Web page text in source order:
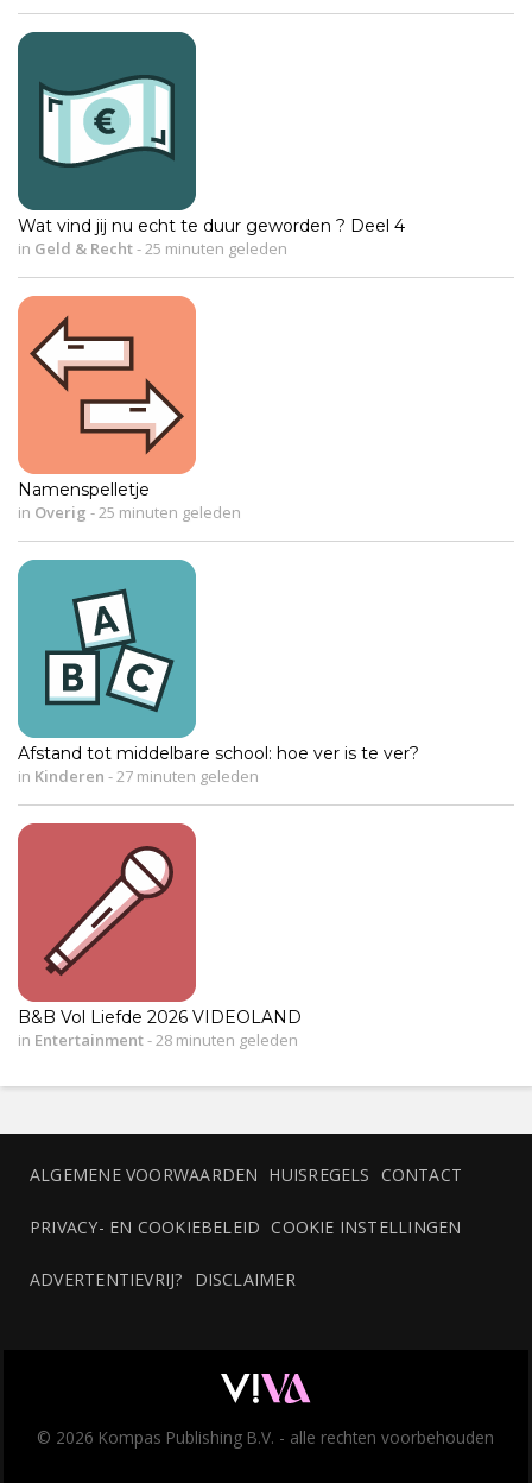
Wat vind jij nu echt te duur geworden ? Deel 4
in Geld & Recht- 25 minuten geleden
Namenspelletje
in Overig - 25 minuten geleden
Afstand tot middelbare school: hoe ver is te ver?
in Kinderen - 27 minuten geleden
B&B Vol Liefde 2026 VIDEOLAND
in Entertainment- 28 minuten geleden
ALGEMENE VOORWAARDEN HUISREGELS CONTACT
PRIVACY- EN COOKIEBELEID COOKIE INSTELLINGEN
ADVERTENTIEVRIJ? DISCLAIMER
© 2026 Kompas Publishing B.V. - alle rechten voorbehouden